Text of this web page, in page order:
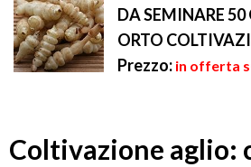
DA SEMINARE 50
ORTO
Prezzo: in offerta
Coltivazione aglio: